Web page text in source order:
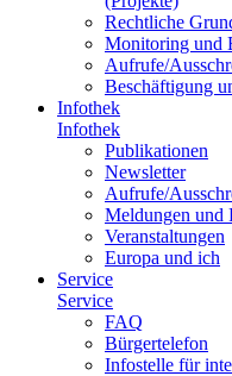
Recht­li­che
Mo­ni­to­ring und
Auf­ru­fe/
Be­schäf­ti­gung
In­fo­thek
In­fo­thek
Pu­bli­ka­tio­nen
Newslet­ter
Auf­ru­fe/
Mel­dun­gen und
Ver­an­stal­tun­gen
Eu­ro­pa und ich
Ser­vice
Ser­vice
FAQ
Bür­ger­te­le­fon
In­fo­stel­le für